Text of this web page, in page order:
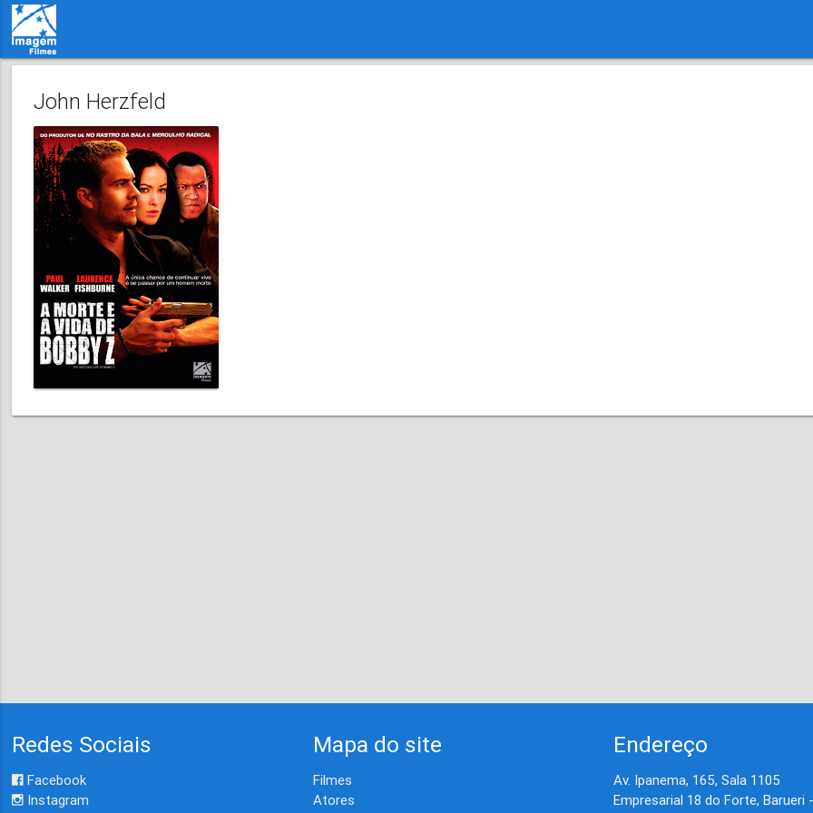
John Herzfeld
Redes Sociais
Facebook
Instagram
Mapa do site
Filmes
Atores
Endereço
Av. Ipanema, 165, Sala 1105
Empresarial 18 do Forte, Barueri